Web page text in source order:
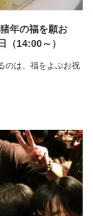
年の福を願お
（14:00～）
のは、福をよぶお祝